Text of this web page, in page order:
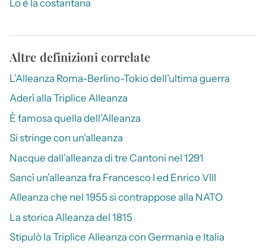
Lo è la costantana
Altre definizioni correlate
L’Alleanza Roma-Berlino-Tokio dell’ultima guerra
Aderì alla Triplice Alleanza
È famosa quella dell’Alleanza
Si stringe con un’alleanza
Nacque dall’alleanza di tre Cantoni nel 1291
Sancì un’alleanza fra Francesco I ed Enrico VIII
Alleanza che nel 1955 si contrappose alla NATO
La storica Alleanza del 1815
Stipulò la Triplice Alleanza con Germania e Italia